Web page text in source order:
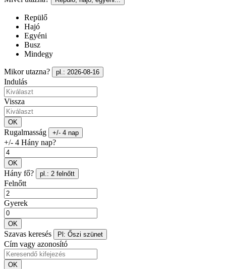
Repülő
Hajó
Egyéni
Busz
Mindegy
Mikor utazna? pl.: 2026-08-16
Indulás
Vissza
OK
Rugalmasság +/- 4 nap
+/- 4 Hány nap?
OK
Hány fő? pl.: 2 felnőtt
Felnőtt
Gyerek
OK
Szavas keresés Pl: Őszi szünet
Cím vagy azonosító
OK